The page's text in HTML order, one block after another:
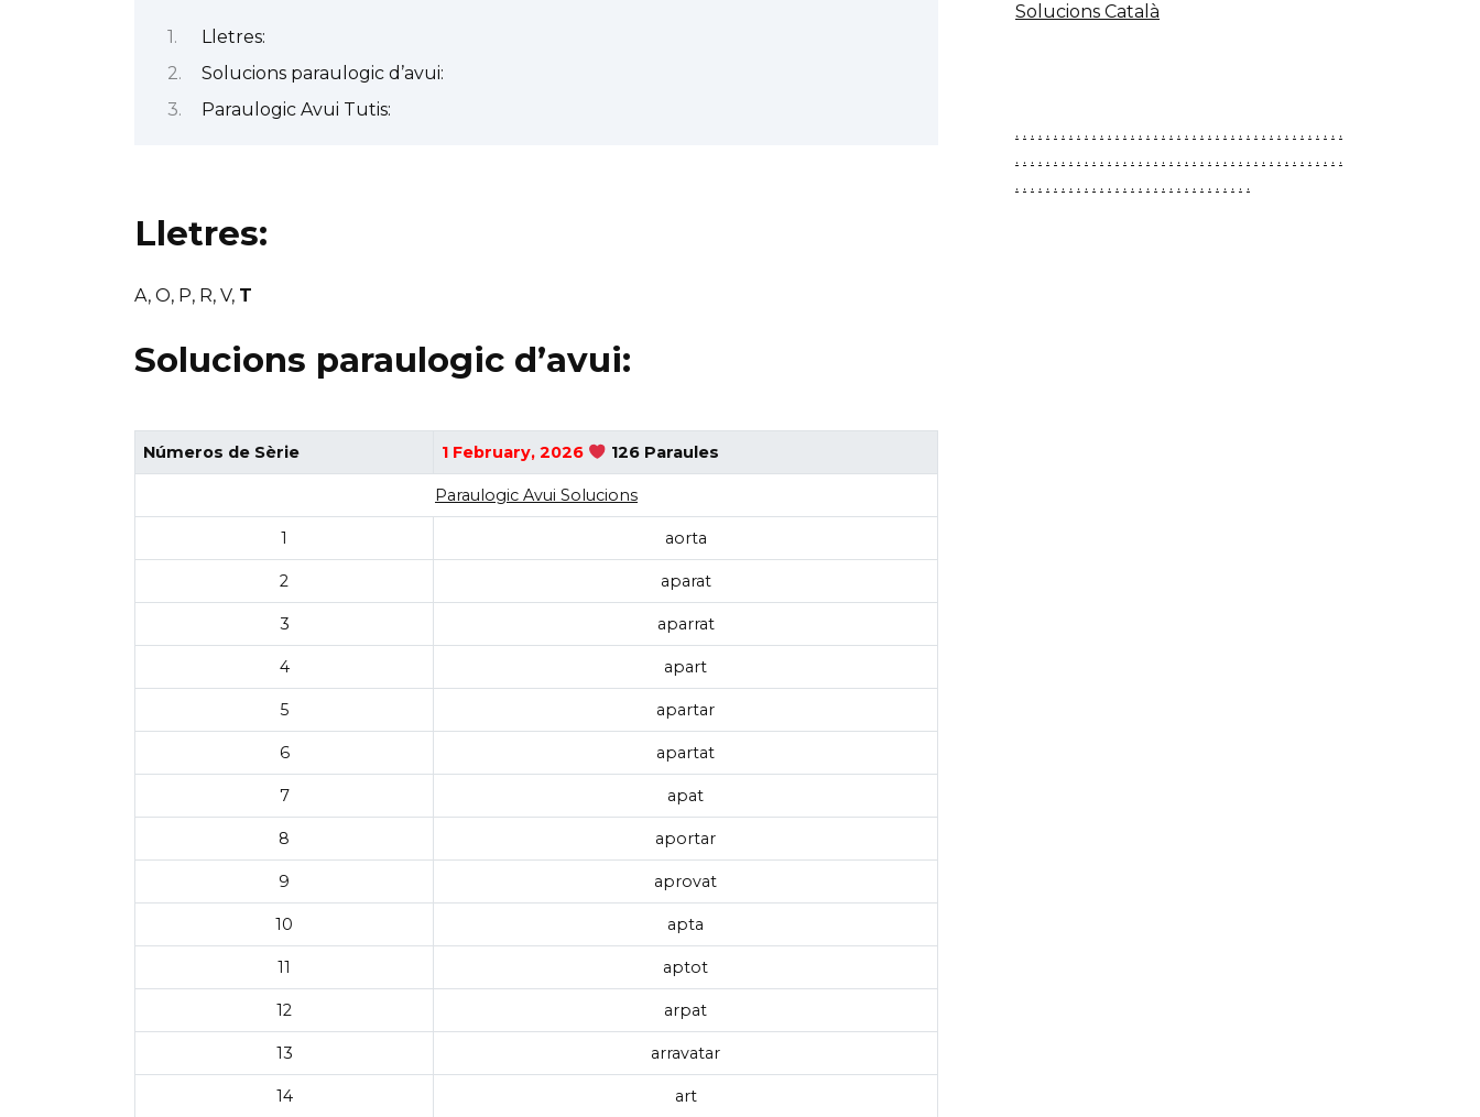
Lletres:
Solucions paraulogic d’avui:
Paraulogic Avui Tutis:
Lletres:
A, O, P, R, V, T
Solucions paraulogic d’avui:
Números de Sèrie 1 February, 2026 126 Paraules
Paraulogic Avui Solucions
1 aorta
2 aparat
3 aparrat
4 apart
5 apartar
6 apartat
7 apat
8 aportar
9 aprovat
10 apta
11 aptot
12 arpat
13 arravatar
14 art
Solucions Català
. . . . . . . . . . . . . . . . . . . . . . . . . . . . . . . . . . . . . . . . . . .
. . . . . . . . . . . . . . . . . . . . . . . . . . . . . . . . . . . . . . . . . . .
. . . . . . . . . . . . . . . . . . . . . . . . . . . . . . .